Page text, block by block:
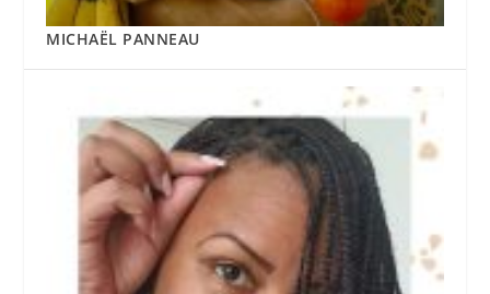
MICHAËL PANNEAU